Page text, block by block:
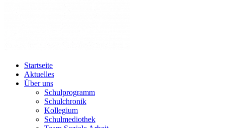
Startseite
Aktuelles
Über uns
Schulprogramm
Schulchronik
Kollegium
Schulmediothek